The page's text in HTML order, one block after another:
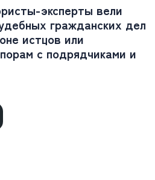
эксперты вели
гражданских дел
истцов или
с подрядчиками и